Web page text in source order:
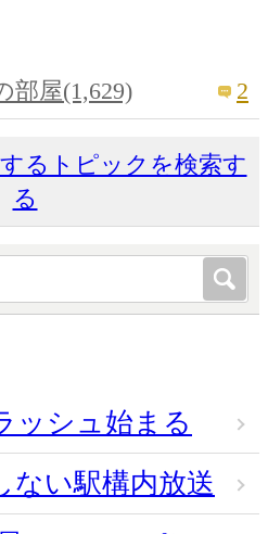
部屋(1,629) 2
るトピックを検索す
る
ッシュ始まる
ない駅構内放送